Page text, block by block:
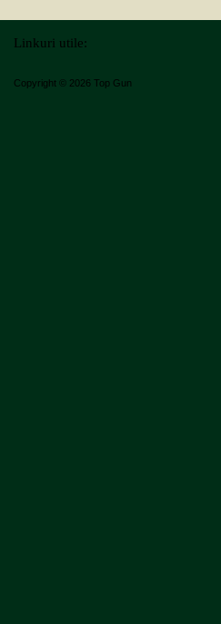
Linkuri utile:
Copyright © 2026 Top Gun